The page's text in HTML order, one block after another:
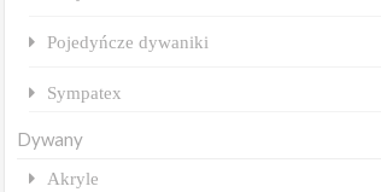
Pojedyńcze dywaniki
Sympatex
Dywany
Akryle